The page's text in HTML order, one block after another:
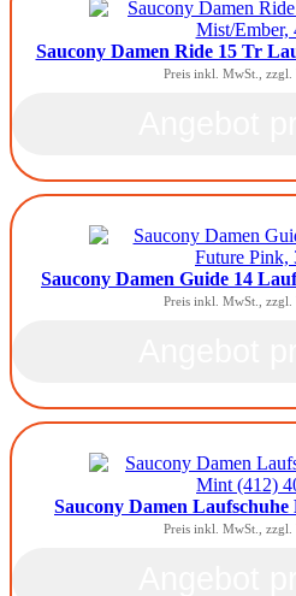
Saucony Damen Ride 15 Tr
Preis inkl. MwSt., zzgl.
Saucony Damen Guide 14
Preis inkl. MwSt., zzgl.
Saucony Damen
Preis inkl. MwSt., zzgl.